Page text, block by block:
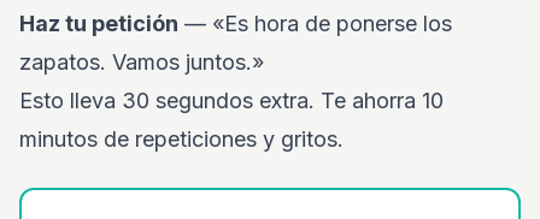
Haz tu petición — «Es hora de ponerse los
zapatos. Vamos juntos.»
Esto lleva 30 segundos extra. Te ahorra 10
minutos de repeticiones y gritos.